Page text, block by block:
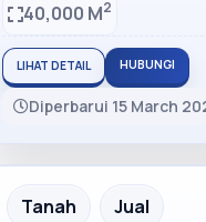
40,000 M2
LIHAT DETAIL HUBUNGI
Diperbarui 15 March
Recommended
Tanah Jual